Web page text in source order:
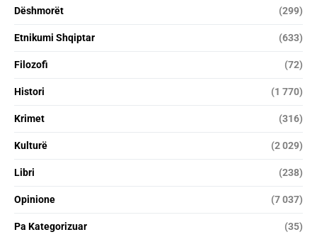
Dëshmorët (299)
Etnikumi Shqiptar (633)
Filozofi (72)
Histori (1 770)
Krimet (316)
Kulturë (2 029)
Libri (238)
Opinione (7 037)
Pa Kategorizuar (35)